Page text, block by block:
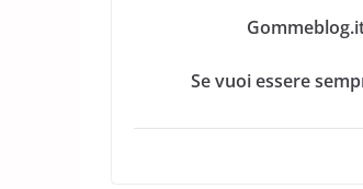
Se vuoi essere